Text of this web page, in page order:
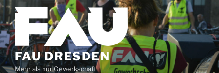
Zum
Inhalt
springen
FAU DRESDEN
Mehr als nur Gewerkschaft